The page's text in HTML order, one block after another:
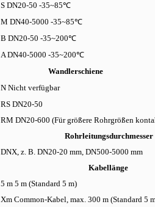
S DN20-50 -35~85℃
M DN40-5000 -35~85℃
B DN20-50 -35~200℃
A DN40-5000 -35~200℃
Wandlerschiene
N Nicht verfügbar
RS DN20-50
RM DN20-600 (Für größere Rohrgrößen
Rohrleitungsdurchmesser
DNX, z. B. DN20-20 mm, DN500-5000 mm
Kabellänge
5 m 5 m (Standard 5 m)
Xm Common-Kabel, max. 300 m (Standard 5